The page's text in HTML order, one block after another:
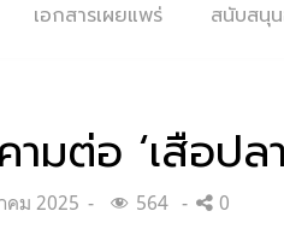
เอกสารเผยแพร่ สนับสนุ
มต่อ ‘เสือปล
คม 2025 564 0